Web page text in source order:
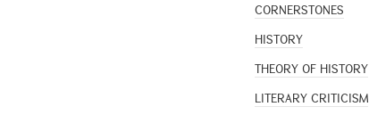
CORNERSTONES
HISTORY
THEORY OF HISTORY
LITERARY CRITICISM